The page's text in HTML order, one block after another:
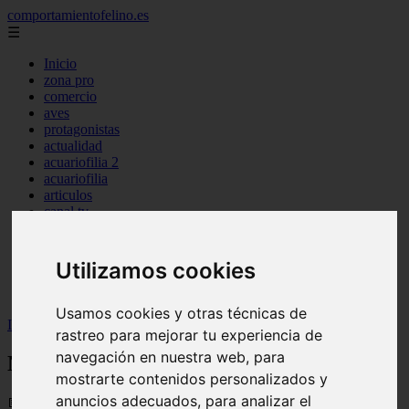
Utilizamos cookies
Usamos cookies y otras técnicas de
rastreo para mejorar tu experiencia de
navegación en nuestra web, para
mostrarte contenidos personalizados y
anuncios adecuados, para analizar el
comportamientofelino.es
☰
Inicio
zona pro
comercio
aves
protagonistas
actualidad
acuariofilia 2
acuariofilia
articulos
canal tv
tablon de anuncios
uncategorized
Inicio
gatos2 > Nombres para Perros Basset Hound
Nombres para Perros Basset Hound
📅 12/06/2025